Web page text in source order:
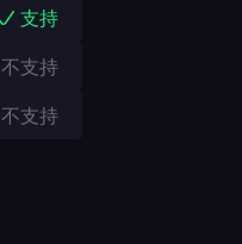
支持
不支持
不支持